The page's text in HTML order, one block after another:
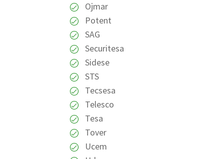
Ojmar
Potent
SAG
Securitesa
Sidese
STS
Tecsesa
Telesco
Tesa
Tover
Ucem